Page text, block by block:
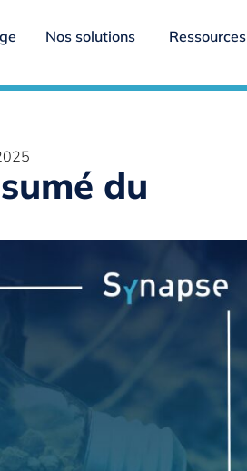
Nos solutions Ressources
du